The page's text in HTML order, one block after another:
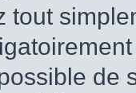
tout
de